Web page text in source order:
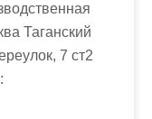
Таганский
7 ст2